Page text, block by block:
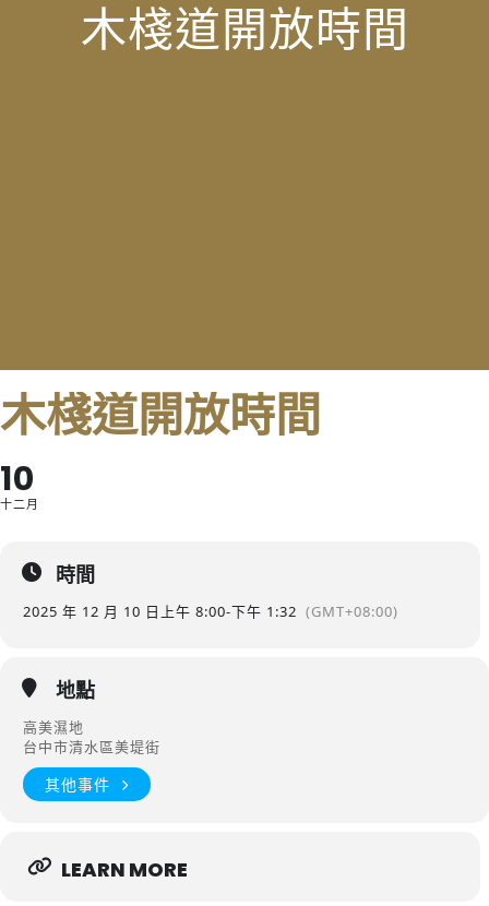
木棧道開放時間
木棧道開放時間
10
十二月
時間
2025 年 12 月 10 日 上午 8:00-下午 1:32 (GMT+08:00)
地點
高美濕地
台中市清水區美堤街
其他事件
LEARN MORE